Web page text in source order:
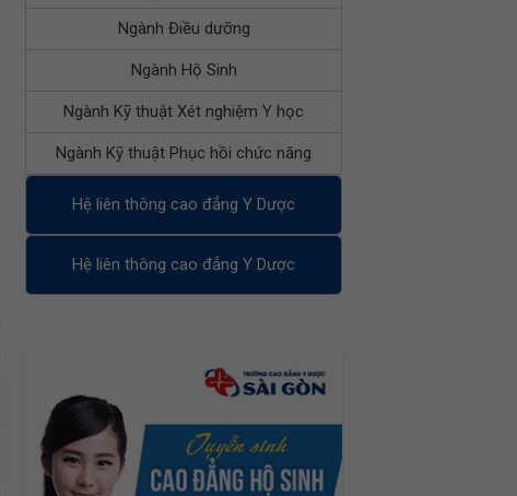
Ngành Điều dưỡng
Ngành Hộ Sinh
Ngành Kỹ thuật Xét nghiệm Y học
Ngành Kỹ thuật Phục hồi chức năng
Hệ liên thông cao đẳng Y Dược
Hệ liên thông cao đẳng Y Dược